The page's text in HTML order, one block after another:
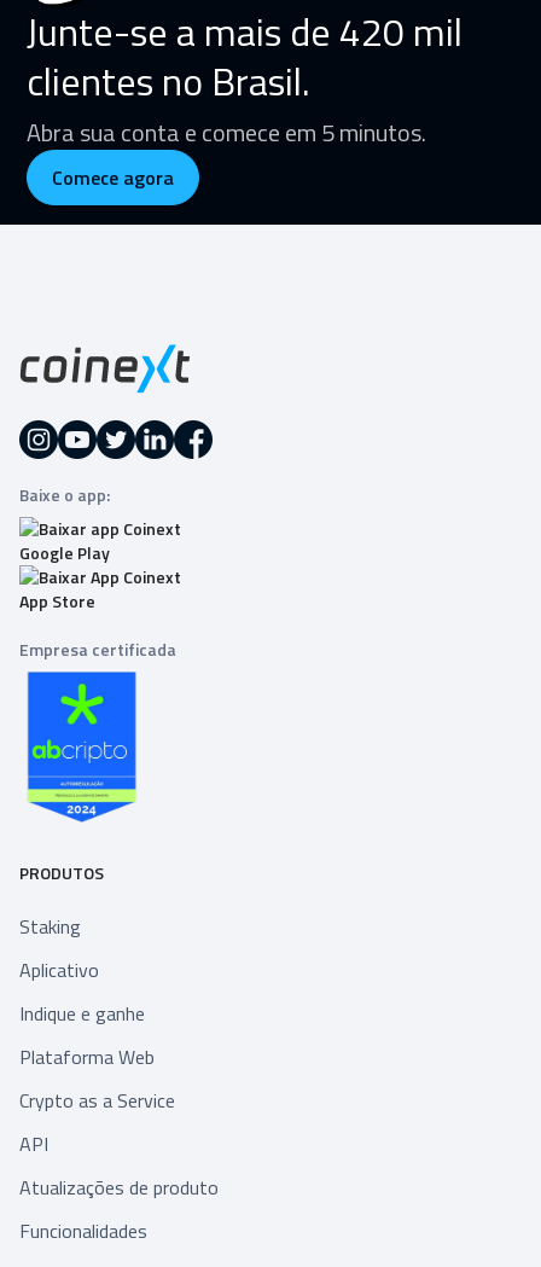
Junte-se a mais de 420 mil
clientes no Brasil.
Abra sua conta e comece em 5 minutos.
Comece agora
Baixe o app:
Empresa certificada
PRODUTOS
Staking
Aplicativo
Indique e ganhe
Plataforma Web
Crypto as a Service
API
Atualizações de produto
Funcionalidades